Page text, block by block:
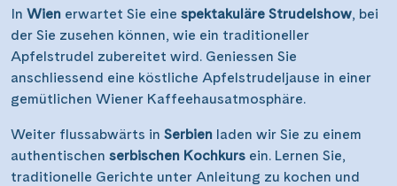
In Wien erwartet Sie eine spektakuläre Strudelshow, bei
der Sie zusehen können, wie ein traditioneller
Apfelstrudel zubereitet wird. Geniessen Sie
anschliessend eine köstliche Apfelstrudeljause in einer
gemütlichen Wiener Kaffeehausatmosphäre.
Weiter flussabwärts in Serbien laden wir Sie zu einem
authentischen serbischen Kochkurs ein. Lernen Sie,
traditionelle Gerichte unter Anleitung zu kochen und